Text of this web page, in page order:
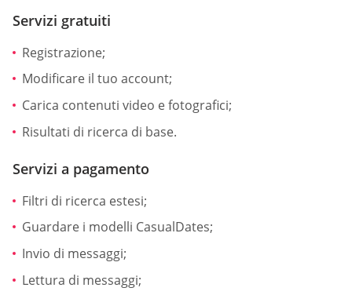
Servizi gratuiti
Registrazione;
Modificare il tuo account;
Carica contenuti video e fotografici;
Risultati di ricerca di base.
Servizi a pagamento
Filtri di ricerca estesi;
Guardare i modelli СasualDates;
Invio di messaggi;
Lettura di messaggi;